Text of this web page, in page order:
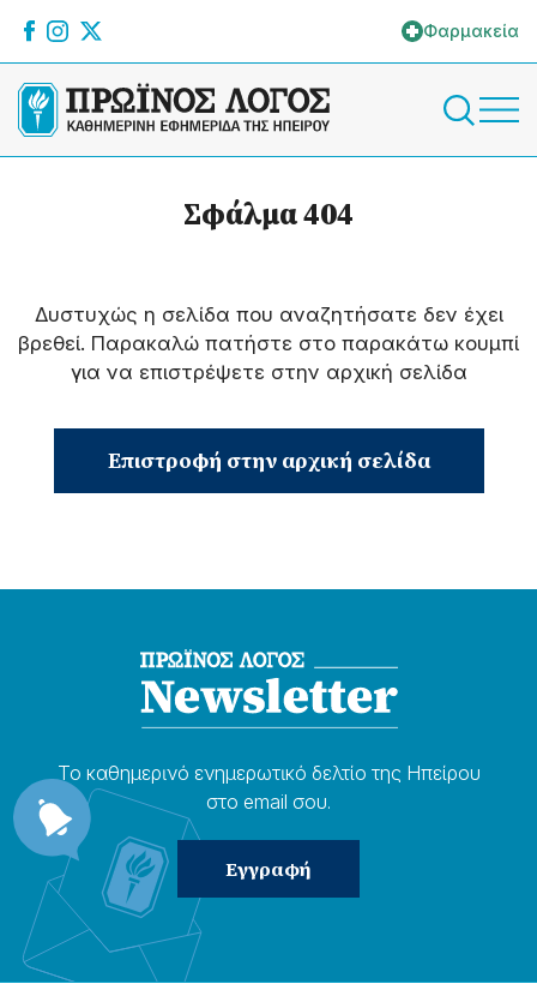
Φαρμακεία
Σφάλμα 404
Δυστυχώς η σελίδα που αναζητήσατε δεν έχει
βρεθεί. Παρακαλώ πατήστε στο παρακάτω κουμπί
για να επιστρέψετε στην αρχική σελίδα
Επιστροφή στην αρχική σελίδα
Το καθημερɩνό ενημερωτɩκό δελτίο της Ηπείρου
στο email σου.